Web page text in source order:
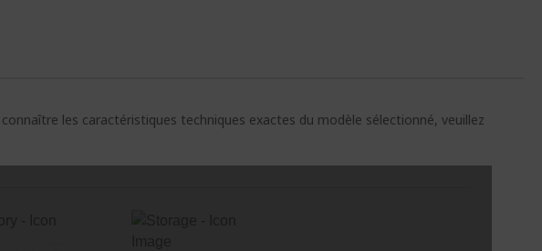
les caractéristiques techniques exactes du modèle sélectionné, veuillez